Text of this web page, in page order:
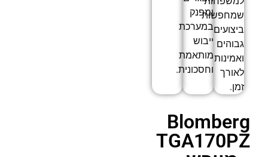
ומפנק
במערכת
ייבוש
מותאמת
וחסכונית.
שמחפשות
ביצועים
גבוהים
ואמינות
לאורך
זמן.
Blomberg
TGA170PZ